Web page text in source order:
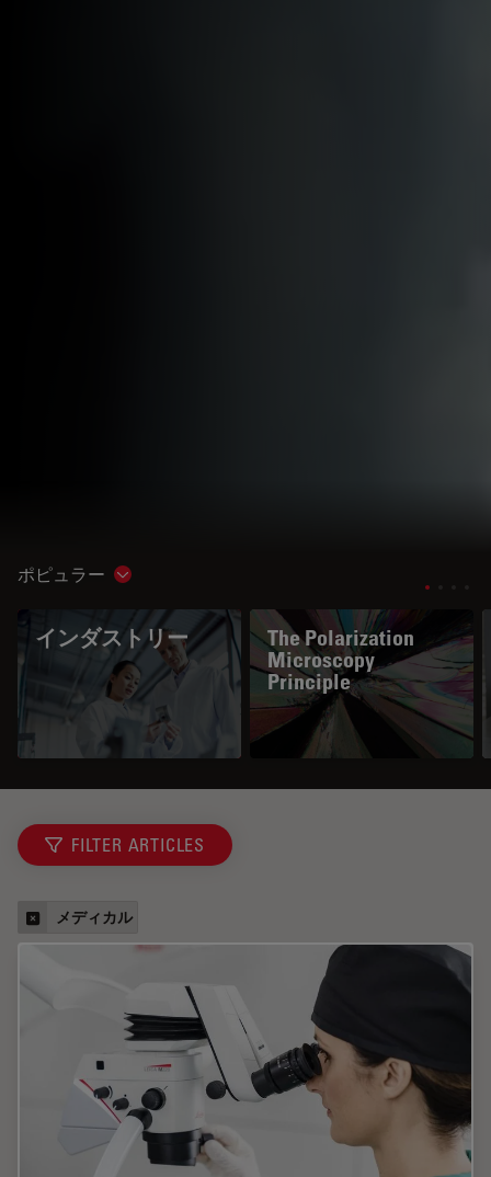
ポピュラー Show subnavigation
インダストリー
The Polarization
Microscopy
Principle
FILTER ARTICLES
メディカル